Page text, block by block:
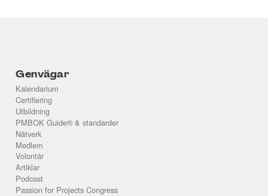
Genvägar
Kalendarium
Certifiering
Utbildning
PMBOK Guide® & standarder
Nätverk
Medlem
Volontär
Artiklar
Podcast
Passion for Projects Congress